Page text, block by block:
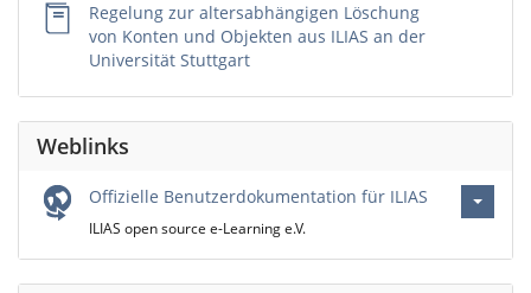
Regelung zur altersabhängigen Löschung
von Konten und Objekten aus ILIAS an der
Universität Stuttgart
Weblinks
Offizielle Benutzerdokumentation für ILIAS
ILIAS open source e-Learning e.V.